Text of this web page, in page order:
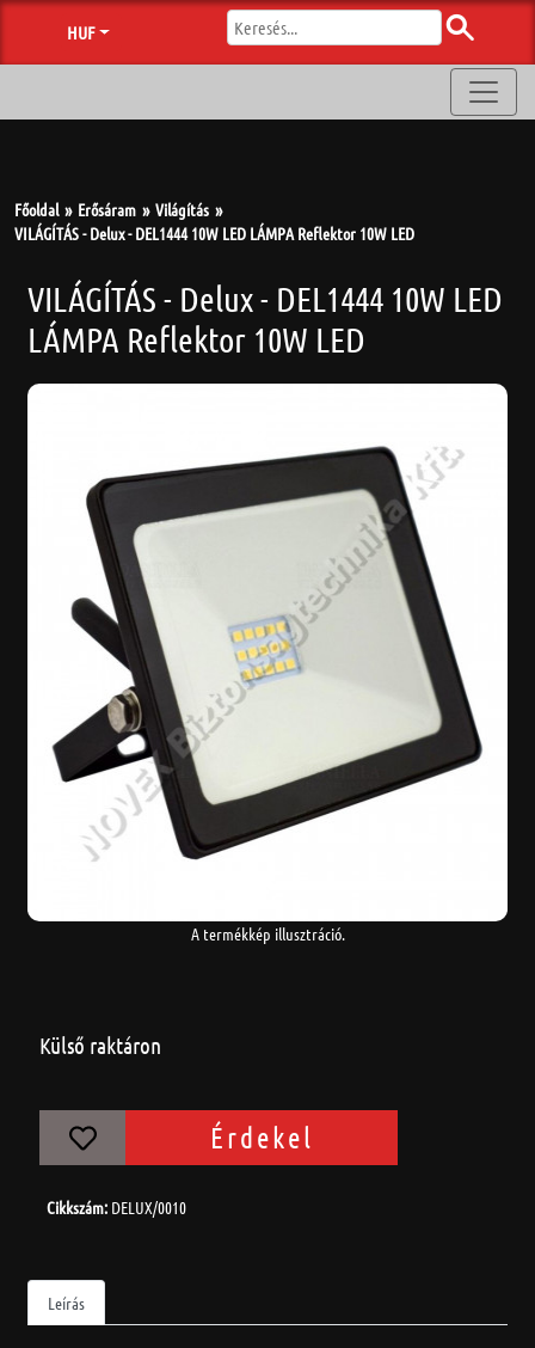
HUF
Főoldal Erősáram
Világítás
VILÁGÍTÁS - Delux - DEL1444 10W LED LÁMPA Reflektor 10W LED
VILÁGÍTÁS - Delux - DEL1444 10W LED
LÁMPA Reflektor 10W LED
A termékkép illusztráció.
Külső raktáron
Érdekel
Cikkszám: DELUX/0010
Leírás